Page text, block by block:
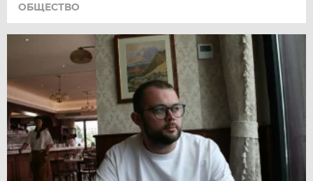
ОБЩЕСТВО